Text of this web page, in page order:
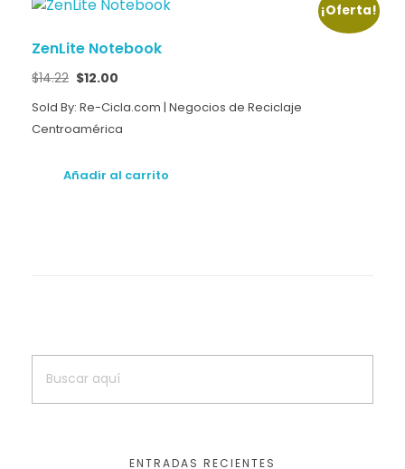
¡Oferta!
ZenLite Notebook
$14.22 $12.00
Sold By: Re-Cicla.com | Negocios de Reciclaje
Centroamérica
Añadir al carrito
ENTRADAS RECIENTES